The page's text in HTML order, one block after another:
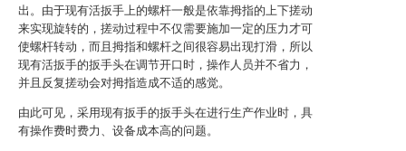
出。由于现有活扳手上的螺杆一般是依靠拇指的上下搓动
来实现旋转的，搓动过程中不仅需要施加一定的压力才可
使螺杆转动，而且拇指和螺杆之间很容易出现打滑，所以
现有活扳手的扳手头在调节开口时，操作人员并不省力，
并且反复搓动会对拇指造成不适的感觉。
由此可见，采用现有扳手的扳手头在进行生产作业时，具
有操作费时费力、设备成本高的问题。